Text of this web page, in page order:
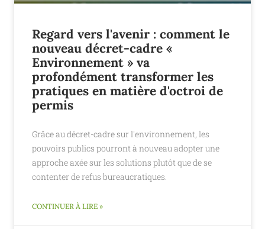
Regard vers l'avenir : comment le
nouveau décret-cadre «
Environnement » va
profondément transformer les
pratiques en matière d'octroi de
permis
Grâce au décret-cadre sur l'environnement, les
pouvoirs publics pourront à nouveau adopter une
approche axée sur les solutions plutôt que de se
contenter de refus bureaucratiques.
CONTINUER À LIRE »